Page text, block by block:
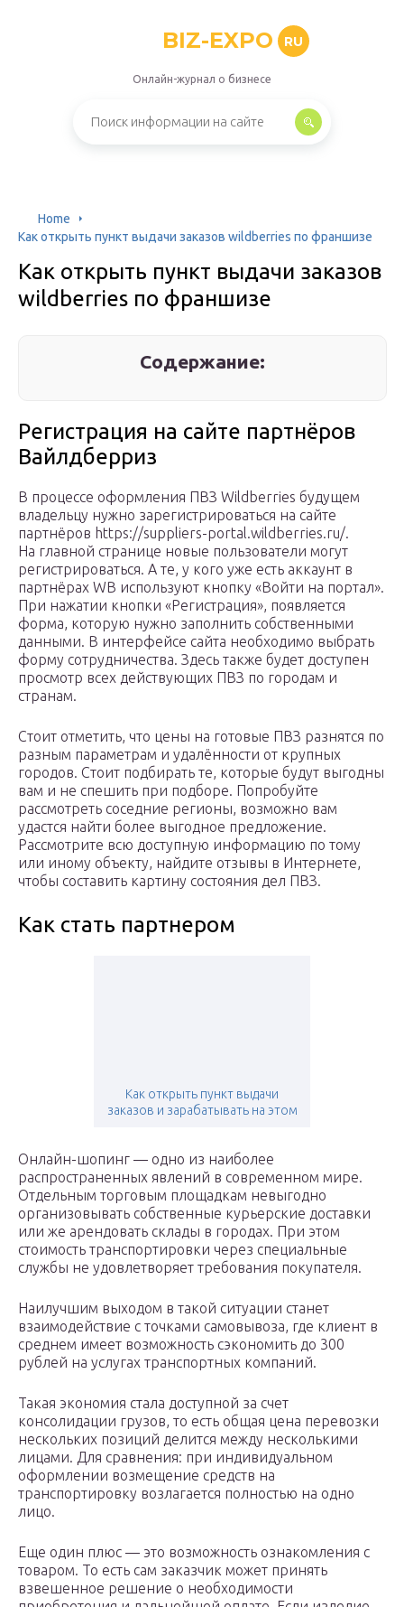
BIZ-EXPO RU
Онлайн-журнал о бизнесе
Home
Как открыть пункт выдачи заказов wildberries по франшизе
Как открыть пункт выдачи заказов
wildberries по франшизе
Содержание:
Регистрация на сайте партнёров
Вайлдберриз
В процессе оформления ПВЗ Wildberries будущем
владельцу нужно зарегистрироваться на сайте
партнёров https://suppliers-portal.wildberries.ru/.
На главной странице новые пользователи могут
регистрироваться. А те, у кого уже есть аккаунт в
партнёрах WB используют кнопку «Войти на портал».
При нажатии кнопки «Регистрация», появляется
форма, которую нужно заполнить собственными
данными. В интерфейсе сайта необходимо выбрать
форму сотрудничества. Здесь также будет доступен
просмотр всех действующих ПВЗ по городам и
странам.
Стоит отметить, что цены на готовые ПВЗ разнятся по
разным параметрам и удалённости от крупных
городов. Стоит подбирать те, которые будут выгодны
вам и не спешить при подборе. Попробуйте
рассмотреть соседние регионы, возможно вам
удастся найти более выгодное предложение.
Рассмотрите всю доступную информацию по тому
или иному объекту, найдите отзывы в Интернете,
чтобы составить картину состояния дел ПВЗ.
Как стать партнером
Как открыть пункт выдачи
заказов и зарабатывать на этом
Онлайн-шопинг — одно из наиболее
распространенных явлений в современном мире.
Отдельным торговым площадкам невыгодно
организовывать собственные курьерские доставки
или же арендовать склады в городах. При этом
стоимость транспортировки через специальные
службы не удовлетворяет требования покупателя.
Наилучшим выходом в такой ситуации станет
взаимодействие с точками самовывоза, где клиент в
среднем имеет возможность сэкономить до 300
рублей на услугах транспортных компаний.
Такая экономия стала доступной за счет
консолидации грузов, то есть общая цена перевозки
нескольких позиций делится между несколькими
лицами. Для сравнения: при индивидуальном
оформлении возмещение средств на
транспортировку возлагается полностью на одно
лицо.
Еще один плюс — это возможность ознакомления с
товаром. То есть сам заказчик может принять
взвешенное решение о необходимости